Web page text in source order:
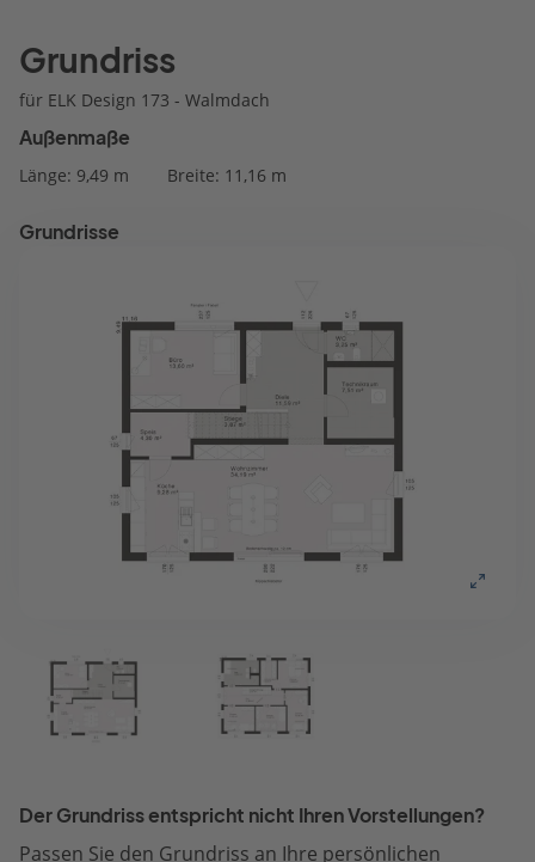
Grundriss
für ELK Design 173 - Walmdach
Außenmaße
Länge: 9,49 m Breite: 11,16 m
Grundrisse
Der Grundriss entspricht nicht Ihren Vorstellungen?
Passen Sie den Grundriss an Ihre persönlichen